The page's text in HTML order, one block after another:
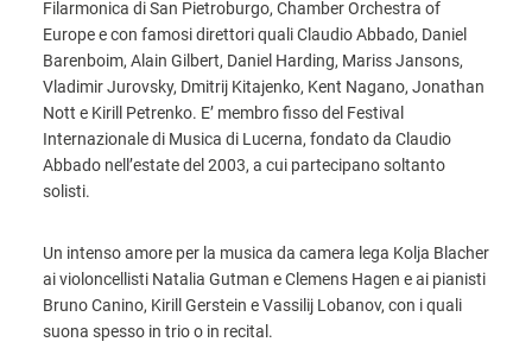
Filarmonica di San Pietroburgo, Chamber Orchestra of
Europe e con famosi direttori quali Claudio Abbado, Daniel
Barenboim, Alain Gilbert, Daniel Harding, Mariss Jansons,
Vladimir Jurovsky, Dmitrij Kitajenko, Kent Nagano, Jonathan
Nott e Kirill Petrenko. E’ membro fisso del Festival
Internazionale di Musica di Lucerna, fondato da Claudio
Abbado nell’estate del 2003, a cui partecipano soltanto
solisti.
Un intenso amore per la musica da camera lega Kolja Blacher
ai violoncellisti Natalia Gutman e Clemens Hagen e ai pianisti
Bruno Canino, Kirill Gerstein e Vassilij Lobanov, con i quali
suona spesso in trio o in recital.